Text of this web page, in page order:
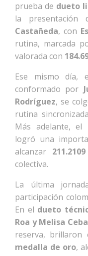
prueba de dueto
la presentación
Castañeda, con
rutina, marcada
valorada con
Ese mismo día,
conformado por
Rodríguez, se
rutina
Más adelante, el
logró una
alcanzar
colectiva.
La última
participación
En el dueto
Roa y Melisa
reserva,
medalla de oro,